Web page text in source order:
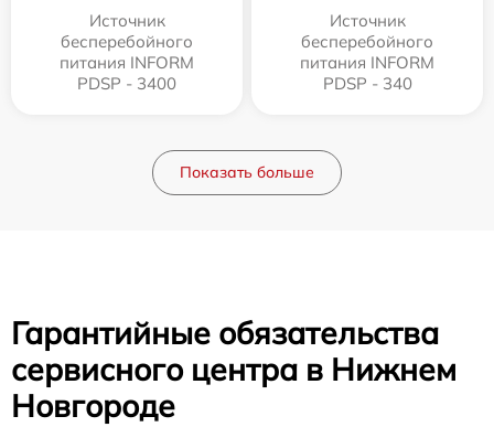
Источник
бесперебойного
питания INFORM
PDSP - 3400
Источник
бесперебойного
питания INFORM
PDSP - 340
Показать больше
Гарантийные обязательства
сервисного центра в Нижнем
Новгороде